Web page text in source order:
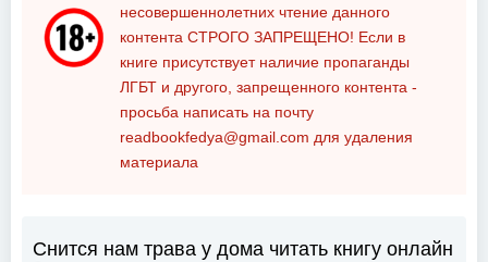
несовершеннолетних чтение данного
контента СТРОГО ЗАПРЕЩЕНО! Если в
книге присутствует наличие пропаганды
ЛГБТ и другого, запрещенного контента -
просьба написать на почту
readbookfedya@gmail.com для удаления
материала
Снится нам трава у дома читать книгу онлайн